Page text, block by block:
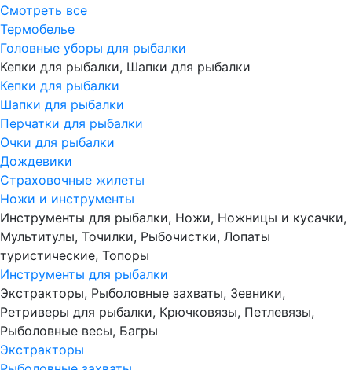
Смотреть все
Термобелье
Головные уборы для рыбалки
Кепки для рыбалки, Шапки для рыбалки
Кепки для рыбалки
Шапки для рыбалки
Перчатки для рыбалки
Очки для рыбалки
Дождевики
Страховочные жилеты
Ножи и инструменты
Инструменты для рыбалки, Ножи, Ножницы и кусачки,
Мультитулы, Точилки, Рыбочистки, Лопаты
туристические, Топоры
Инструменты для рыбалки
Экстракторы, Рыболовные захваты, Зевники,
Ретриверы для рыбалки, Крючковязы, Петлевязы,
Рыболовные весы, Багры
Экстракторы